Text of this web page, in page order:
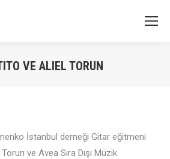
VE ALIEL TORUN
İstanbul derneği Gitar eğitmeni
ve Avea Sıra Dışı Müzik